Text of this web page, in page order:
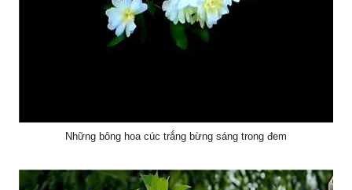
Những bông hoa cúc trắng bừng sáng trong đem